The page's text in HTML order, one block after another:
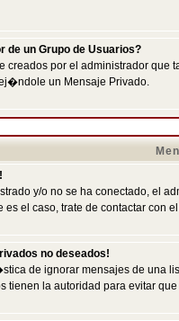
un Grupo de Usuarios?
creados por el administrador
un Mensaje Privado.
y/o no se ha conectado, el
el caso, trate de contactar con
no deseados!
de ignorar mensajes de una
tienen la autoridad para evitar